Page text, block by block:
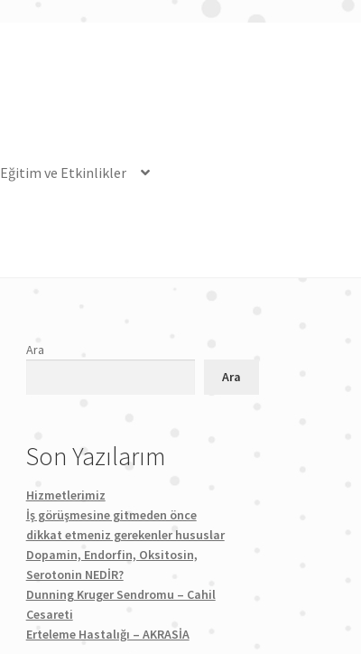
Eğitim ve Etkinlikler
Ara
Ara
Son Yazılarım
Hizmetlerimiz
İş görüşmesine gitmeden önce
dikkat etmeniz gerekenler hususlar
Dopamin, Endorfin, Oksitosin,
Serotonin NEDİR?
Dunning Kruger Sendromu – Cahil
Cesareti
Erteleme Hastalığı – AKRASİA